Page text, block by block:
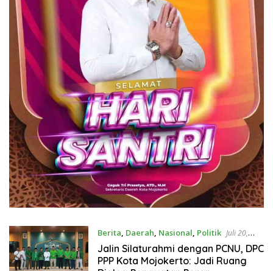
Berita, Daerah, Nasional, Politik Juli 20,
2026
Jalin Silaturahmi dengan PCNU, DPC
PPP Kota Mojokerto: Jadi Ruang